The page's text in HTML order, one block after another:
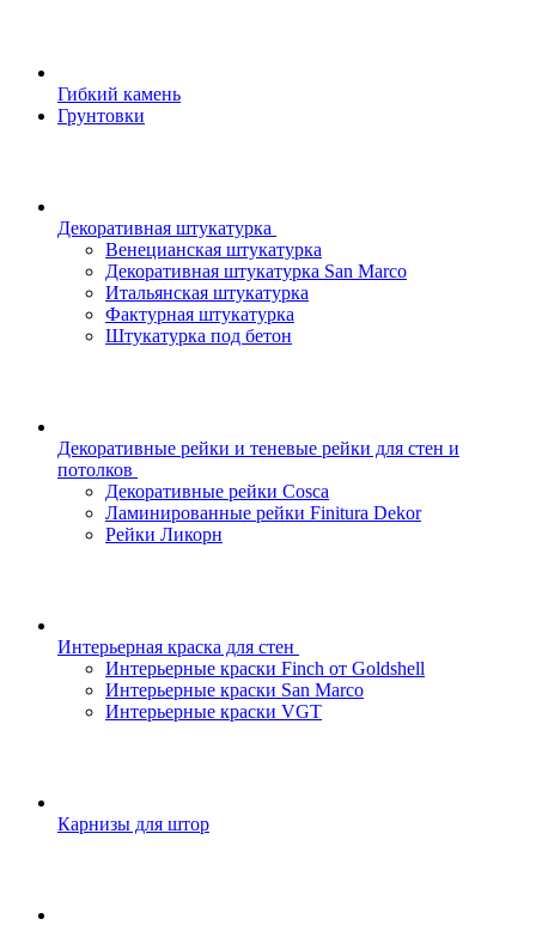
Гибкий камень
Грунтовки
Декоративная штукатурка
Венецианская штукатурка
Декоративная штукатурка San Marco
Итальянская штукатурка
Фактурная штукатурка
Штукатурка под бетон
Декоративные рейки и теневые рейки для стен и
потолков
Декоративные рейки Cosca
Ламинированные рейки Finitura Dekor
Рейки Ликорн
Интерьерная краска для стен
Интерьерные краски Finch от Goldshell
Интерьерные краски San Marco
Интерьерные краски VGT
Карнизы для штор